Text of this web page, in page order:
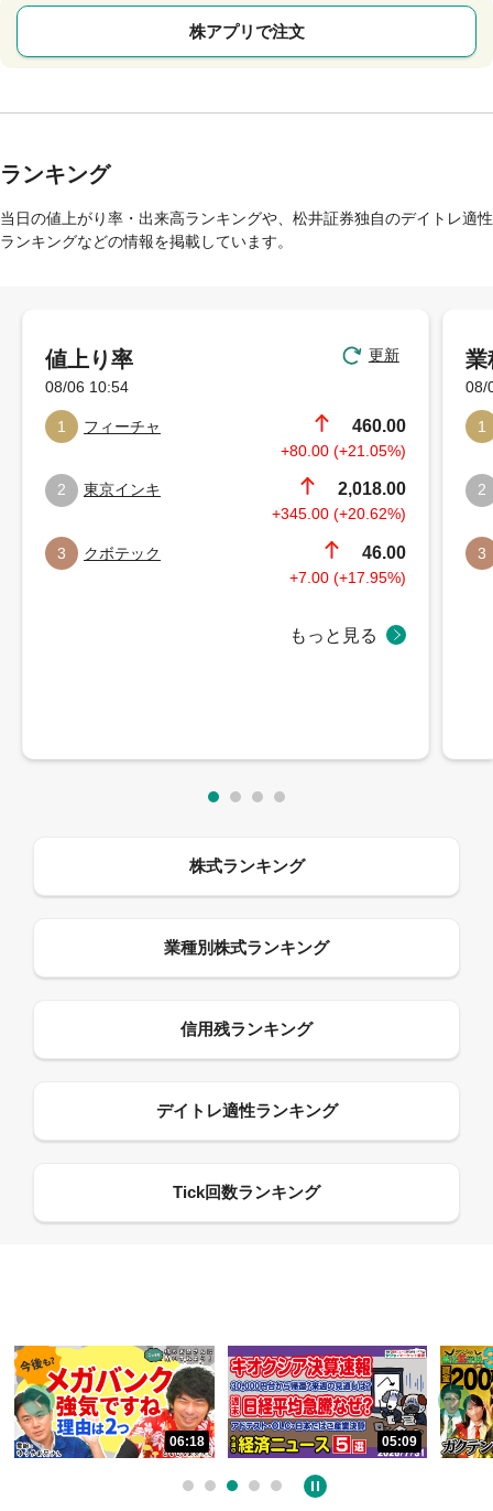
株アプリで注文
ランキング
当日の値上がり率・出来高ランキングや、松井証券独自のデイトレ適性
ランキングなどの情報を掲載しています。
06:18 05:09